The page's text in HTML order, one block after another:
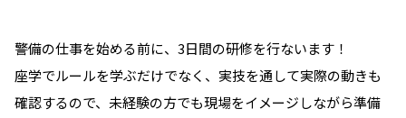
警備の仕事を始める前に、3日間の研修を行ないます！
座学でルールを学ぶだけでなく、実技を通して実際の動きも
確認するので、未経験の方でも現場をイメージしながら準備